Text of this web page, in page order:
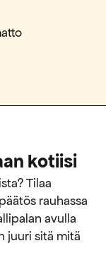
kotiisi
Tilaa
rauhassa
avulla
juuri sitä mitä